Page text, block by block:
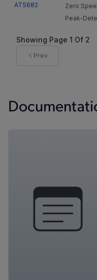
ATS682
Zero
Peak-
magnet)
Showing Page 1 Of 2
Prev